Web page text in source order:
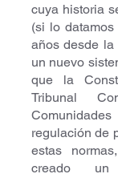
cuya historia
(si lo
años desde la
un nuevo
que la
Tribunal
regulación de
estas
creado un